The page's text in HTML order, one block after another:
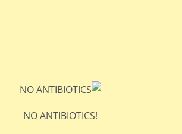
!NO ANTIBIOTICS